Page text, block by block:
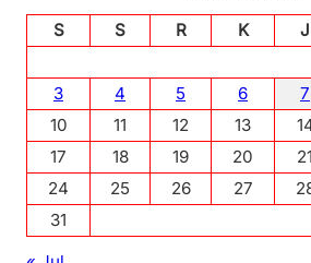
S
S R K J
3
4 5 6 7
10
11 12 13
17
18 19 20 21
24
25 26 27
31